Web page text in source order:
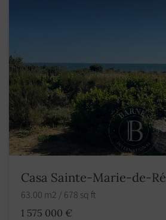
Casa Sainte-Marie-de-Ré
63.00 m2 / 678 sq ft
1 575 000 €